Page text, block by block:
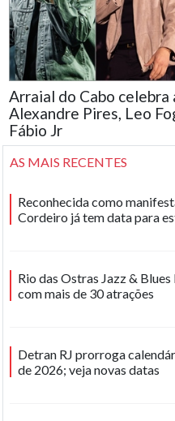
Arraial do Cabo
Alexandre Pires, Leo
Fábio Jr
AS MAIS RECENTES
Reconhecida como
Cordeiro já tem data para
Rio das Ostras Jazz & Blues
com mais de 30 atrações
Detran RJ prorroga
de 2026; veja novas datas